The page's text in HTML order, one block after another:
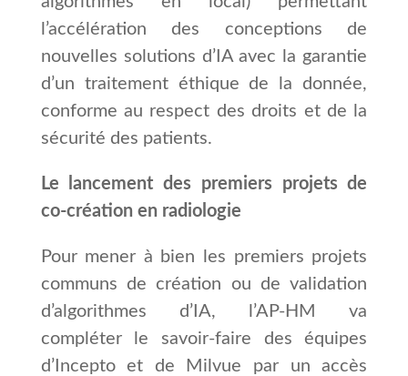
l’accélération des conceptions de
nouvelles solutions d’IA avec la garantie
d’un traitement éthique de la donnée,
conforme au respect des droits et de la
sécurité des patients.
Le lancement des premiers projets de
co-création en radiologie
Pour mener à bien les premiers projets
communs de création ou de validation
d’algorithmes d’IA, l’AP-HM va
compléter le savoir-faire des équipes
d’Incepto et de Milvue par un accès